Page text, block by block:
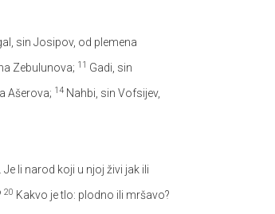
sin Josipov, od plemena
Zebulunova; 11 Gadi, sin
Ašerova; 14 Nahbi, sin Vofsijev,
li narod koji u njoj živi jak ili
20 Kakvo je tlo: plodno ili mršavo?